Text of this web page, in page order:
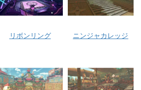
リボンリング ニンジャカレッジ